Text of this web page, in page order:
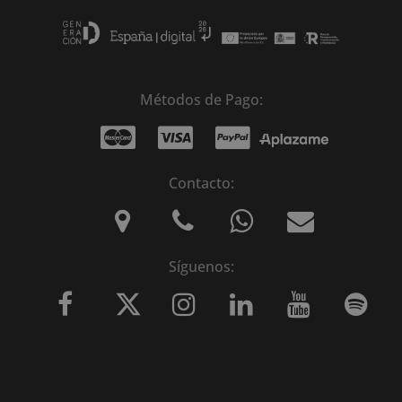
Métodos de Pago:
Contacto:
Síguenos: